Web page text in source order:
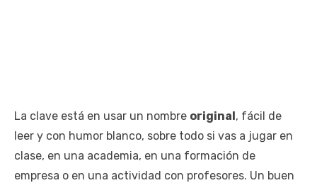
La clave está en usar un nombre original, fácil de
leer y con humor blanco, sobre todo si vas a jugar en
clase, en una academia, en una formación de
empresa o en una actividad con profesores. Un buen